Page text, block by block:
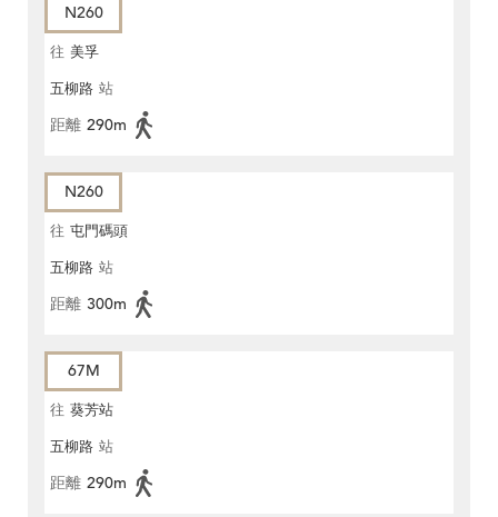
N260
往 美孚
五柳路 站
距離 290m
N260
往 屯門碼頭
五柳路 站
距離 300m
67M
往 葵芳站
五柳路 站
距離 290m